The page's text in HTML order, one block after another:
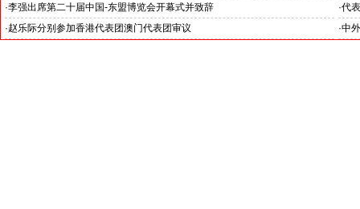
港之旅：畅享完美旅程
·李强出席第二十届中国-东盟博览会开幕式并致辞 ·代
·赵乐际分别参加香港代表团澳门代表团审议 ·中